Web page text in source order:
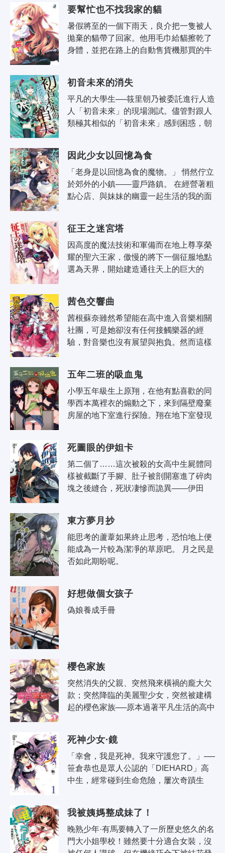
要幫忙也不找我家的貓
暑假將至的一個下雨天，良介把一隻被人
拋棄的貓帶了回家。他用毛巾給貓擦乾了
身體，並把在路上的自動售貨機那買的牛
初音未來的消失
平凡的大學生──筱里朝乃被委託進行人造
人「初音未來」的現場測試。儘管對跟人
類極其相似的「初音未來」感到困惑，朝
F..
因此少女以回憶為食
「老身是以回憶為食的魔物。」 悄然佇立
於郊外的小鎮——靈戶路鎮。 在經營著粗
點心店、與妹妹的幽靈一起生活的我的面
征王之迷宮塔
因高度的魔法技術和軍備而在地上尊享榮
耀的聖六王家，傲慢的將下一個征服地點
選為天界，開始建造通往天上的巨大的
了..
茜色交響曲
茜根蘇奈雖然希望能在高中進入音樂相關
社團，可是她卻沒有任何接觸樂器的經
驗，對音樂也沒有展望與抱負。然而這樣
DTM..
五年二班的吸血鬼
小學五年級生上原翔，在他有點喜歡的同
學西本萬裡衣的煽動之下，來到隔壁廢棄
房屋的地下室進行探險。翔在地下室發現
死圖眼的伊妲卡
第二個了……這次被殺的女高中生屍體同
樣被截斷了手腳、肚子被剖開塞進了碎肉
塊之後縫合，死狀凄慘而詭異——伊田
妹，..
東方夢月抄
能思考的蘆葦如果終止思考，恐怕地上便
能成為一片較為潔凈的草原吧。 月之民是
否如此期盼呢。
好想做個女孩子
偽娘養成手冊
櫻色家族
突然消失的父親、突然飛來橫禍的龐大欠
款；突然降臨的美麗聖少女，突然被建構
起的櫻色家族──原本過著平凡生活的高中
死神少女·鏡
「幸會，我是死神。我來守護您了。」──
笹倉恭也是眾人公認的「DIEHARD」高
中生，經常碰到生命危險，屢次奇蹟生
此..
我被姨媽整成妹了！
晚熟少年·有馬要轉入了一所歷史悠久的名
門大小姐學校！雖然要十分適合女裝，沒